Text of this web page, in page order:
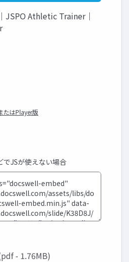
JSPO Athletic Trainer｜
たはPlayer版
でJSが使えない場合
- 1.76MB)